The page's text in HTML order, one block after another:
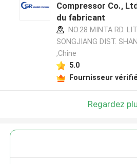
Compressor Co.,
du fabricant
NO.28 MINTA RD.
SONGJIANG DIST.
,Chine
5.0
Fournisseur vérifié
Regardez